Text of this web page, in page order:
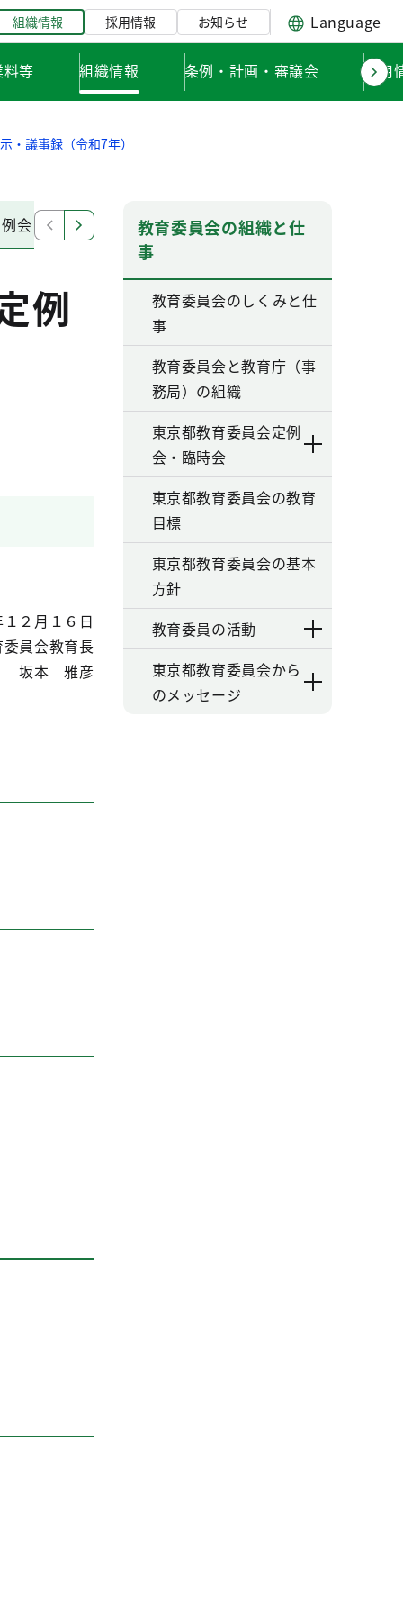
組織情報 採用情報 お知らせ Language
等 組織情報 条例・計画・審議会 採用
・議事録（令和7年）
会 令和7年東京都教育委員会の開催（12月11日）
例
２月１６日
員会教育長
坂本 雅彦
教育委員会の組織と仕
事
教育委員会のしくみと仕
事
教育委員会と教育庁（事
務局）の組織
東京都教育委員会定例
会・臨時会
東京都教育委員会の教育
目標
東京都教育委員会の基本
方針
教育委員の活動
東京都教育委員会から
のメッセージ